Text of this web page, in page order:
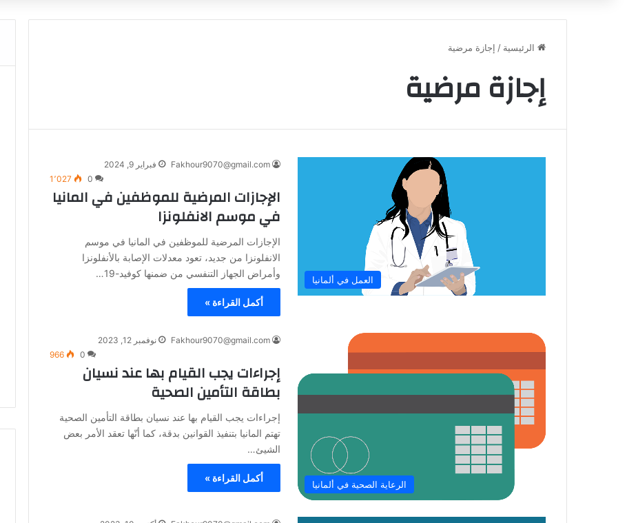
الرئيسية / إجازة مرضية
إجازة مرضية
العمل في ألمانيا
Fakhour9070@gmail.com
فبراير 9, 2024
0
1٬027
الإجازات المرضية للموظفين في المانيا
في موسم الانفلونزا
الإجازات المرضية للموظفين في المانيا في موسم
الانفلونزا من جديد، تعود معدلات الإصابة بالأنفلونزا
وأمراض الجهاز التنفسي من ضمنها كوفيد-19…
أكمل القراءة »
الرعاية الصحية في ألمانيا
Fakhour9070@gmail.com
نوفمبر 12, 2023
0
966
إجراءات يجب القيام بها عند نسيان
بطاقة التأمين الصحية
إجراءات يجب القيام بها عند نسيان بطاقة التأمين الصحية
تهتم المانيا بتنفيذ القوانين بدقة، كما أنّها تعقد الأمر بعض
الشيئ…
أكمل القراءة »